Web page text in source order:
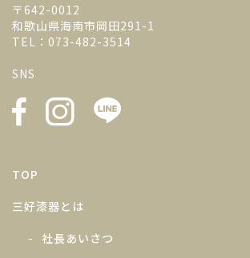
〒642-0012
和歌山県海南市岡田291-1
TEL：073-482-3514
SNS
TOP
三好漆器とは
社長あいさつ